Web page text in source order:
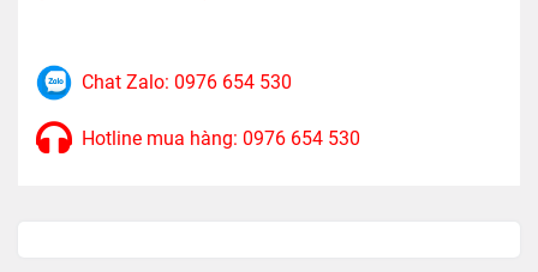
25M OD: 8,5mm 26AWG
Chat Zalo: 0976 654 530
Hotline mua hàng: 0976 654 530